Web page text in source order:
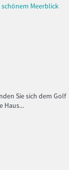
Sie sich dem Golf
Haus...